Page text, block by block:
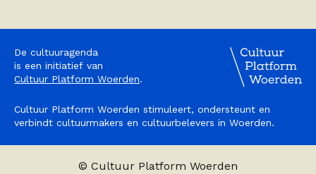
De cultuuragenda
is een initiatief van
Cultuur Platform Woerden.
Cultuur Platform Woerden stimuleert, ondersteunt en
verbindt cultuurmakers en cultuurbelevers in Woerden.
© Cultuur Platform Woerden